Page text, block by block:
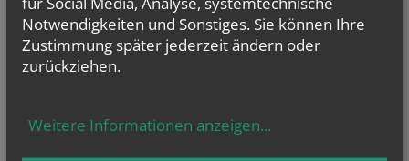
Notwendigkeiten und Sonstiges. Sie können Ihre
Zustimmung später jederzeit ändern oder
zurückziehen.
Weitere Informationen anzeigen...